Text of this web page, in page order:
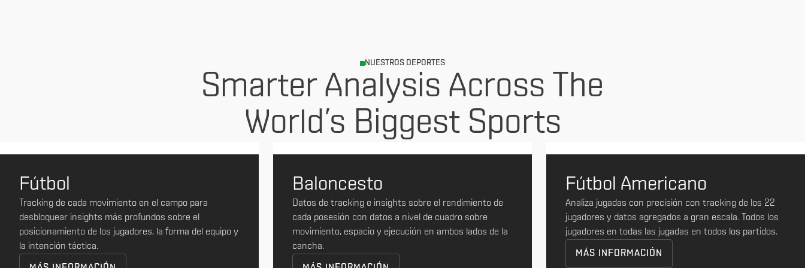
NUESTROS DEPORTES
Smarter Analysis Across The
World’s Biggest Sports
Fútbol
Tracking de cada movimiento en el campo para
desbloquear insights más profundos sobre el
posicionamiento de los jugadores, la forma del equipo y
la intención táctica.
Baloncesto
Datos de tracking e insights sobre el rendimiento de
cada posesión con datos a nivel de cuadro sobre
movimiento, espacio y ejecución en ambos lados de la
cancha.
Fútbol Americano
Analiza jugadas con precisión con tracking de los 22
jugadores y datos agregados a gran escala. Todos los
jugadores en todas las jugadas en todos los partidos.
MÁS INFORMACIÓN